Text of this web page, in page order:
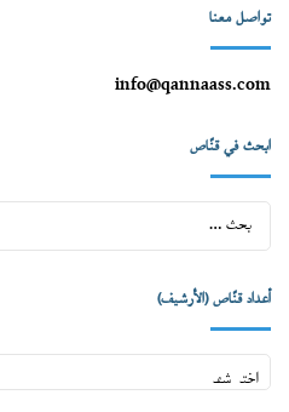
تواصل معنا
info@qannaass.com
ابحث في قنّاص
أعداد قنّاص (الأرشيف)
أعداد
قنّاص